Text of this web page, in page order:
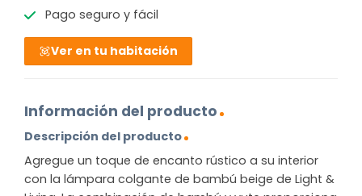
Pago seguro y fácil
Ver en tu habitación
Información del producto
Descripción del producto
Agregue un toque de encanto rústico a su interior
con la lámpara colgante de bambú beige de Light &